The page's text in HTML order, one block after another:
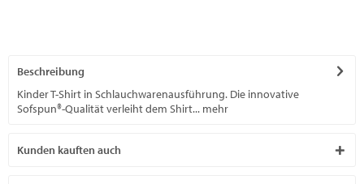
Beschreibung
Kinder T-Shirt in Schlauchwarenausführung. Die innovative
Sofspun®-Qualität verleiht dem Shirt... mehr
Kunden kauften auch